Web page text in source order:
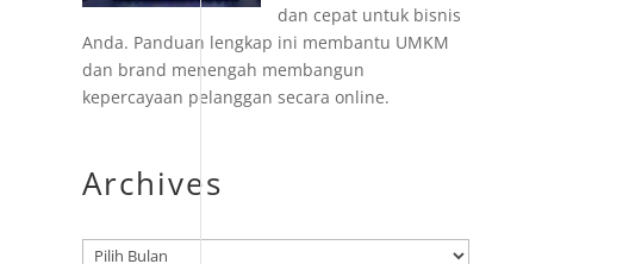
dan cepat untuk bisnis
Anda. Panduan lengkap ini membantu UMKM
dan brand menengah membangun
kepercayaan pelanggan secara online.
Archives
Arsip